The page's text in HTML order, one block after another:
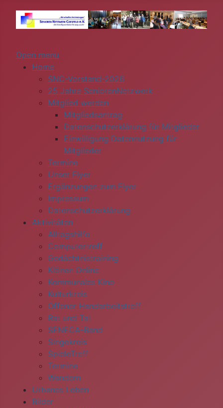
Open menu
Home
SNC-Vorstand-2026
25 Jahre SeniorenNetzwerk
Mitglied werden
Mitgliedsantrag
Datenschutzerklärung für Mitglieder
Einwilligung Datennutzung für
Mitglieder
Termine
Unser Flyer
Ergänzungen zum Flyer
Impressum
Datenschutzerklärung
Aktivitäten
Alltagshilfe
Computertreff
Gedächtnistraining
Klönen Online
Kommunales Kino
Kulturkreis
Offener Handarbeitstreff
Rat und Tat
SENECA-Band
Singekreis
SpieleTreff
Termine
Wandern
Urbanes Leben
Bilder